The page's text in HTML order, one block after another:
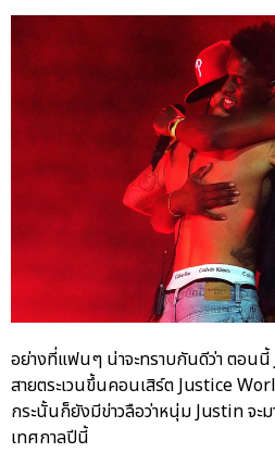
อย่างที่แฟนๆ น่าจะทราบกันดีว่า ตอนนี้
สายตระเวนขึ้นคอนเสิร์ต Justice
กระนั้นก็ยังมีข่าวลือว่าหนุ่ม Justin จะ
เทศกาลปีนี้